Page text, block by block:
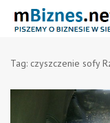
Tag: czyszczenie sofy